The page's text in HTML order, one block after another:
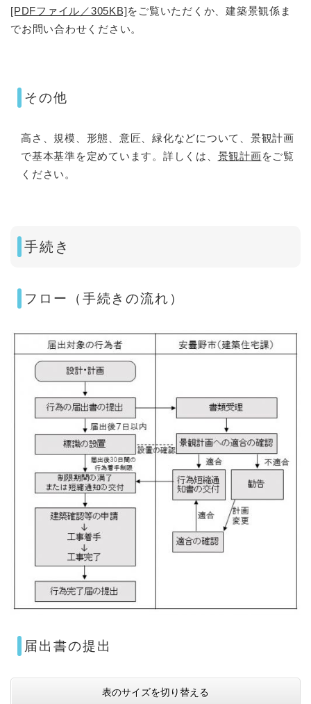
[PDFファイル／305KB]をご覧いただくか、建築景観係ま
でお問い合わせください。
その他
高さ、規模、形態、意匠、緑化などについて、景観計画
で基本基準を定めています。詳しくは、 景観計画をご覧
ください。
手続き
フロー（手続きの流れ）
届出書の提出
表のサイズを切り替える